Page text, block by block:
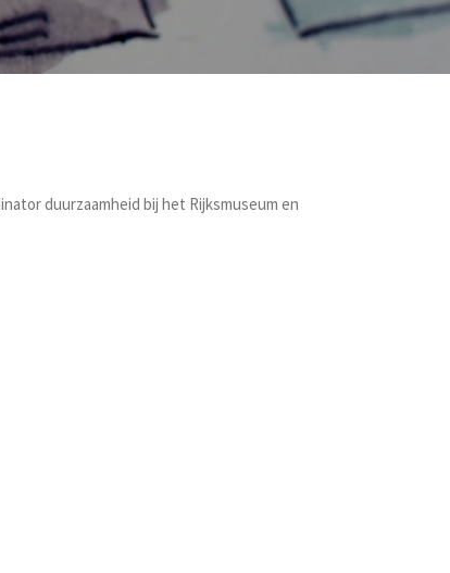
duurzaamheid bij het Rijksmuseum en